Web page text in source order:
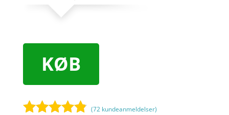
KØB
(72 kundeanmeldelser)